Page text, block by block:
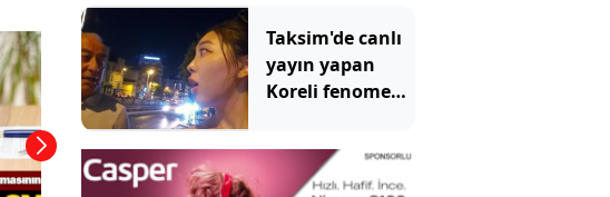
Taksim'de canlı
yayın yapan
Koreli fenomene